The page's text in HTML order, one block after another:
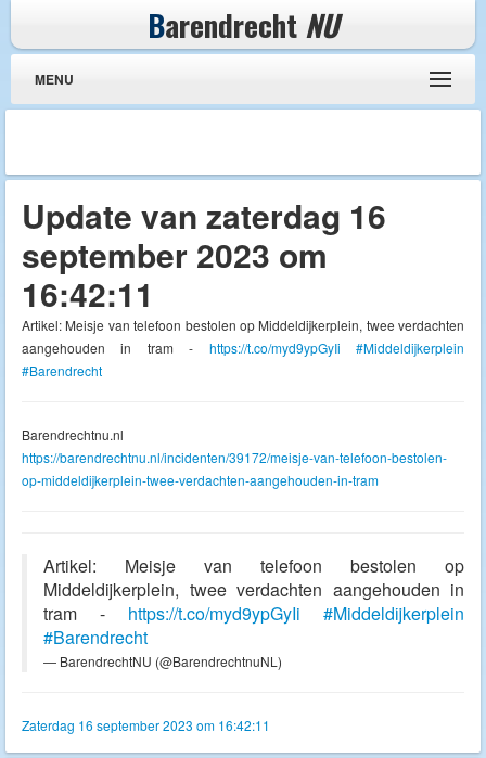
Barendrecht NU
MENU
Update van zaterdag 16
september 2023 om
16:42:11
Artikel: Meisje van telefoon bestolen op Middeldijkerplein, twee verdachten
aangehouden in tram - https://t.co/myd9ypGyIi
#Middeldijkerplein
#Barendrecht
Barendrechtnu.nl
https://barendrechtnu.nl/incidenten/39172/meisje-van-telefoon-bestolen-
op-middeldijkerplein-twee-verdachten-aangehouden-in-tram
Artikel: Meisje van telefoon bestolen op
Middeldijkerplein, twee verdachten aangehouden in
tram - https://t.co/myd9ypGyIi
#Middeldijkerplein
#Barendrecht
— BarendrechtNU (@BarendrechtnuNL)
Zaterdag 16 september 2023 om 16:42:11